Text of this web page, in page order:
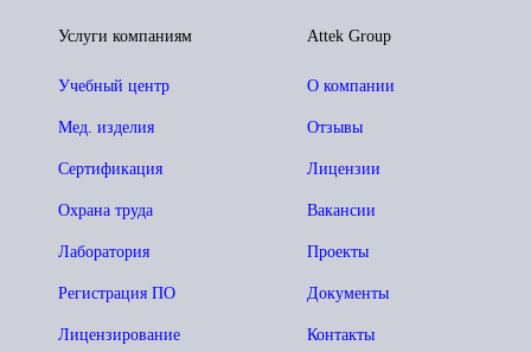
Attek Group
О компании
Отзывы
Лицензии
Вакансии
Проекты
Документы
Контакты
Услуги компаниям
Учебный центр
Мед. изделия
Сертификация
Охрана труда
Лаборатория
Регистрация ПО
Лицензирование